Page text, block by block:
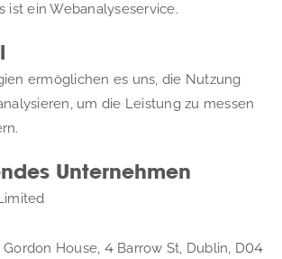
ist ein Webanalyseservice.
ermöglichen es uns, die Nutzung
um die Leistung zu messen
Unternehmen
House, 4 Barrow St, Dublin, D04